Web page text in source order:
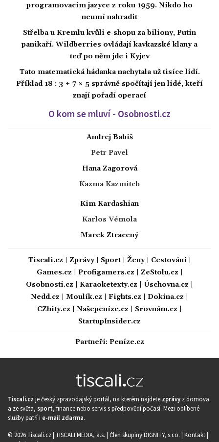
programovacím jazyce z roku 1959. Nikdo ho
neumí nahradit
Střelba u Kremlu kvůli e-shopu za biliony, Putin
panikaří. Wildberries ovládají kavkazské klany a
teď po něm jde i Kyjev
Tato matematická hádanka nachytala už tisíce lidí.
Příklad 18 : 3 + 7 × 5 správně spočítají jen lidé, kteří
znají pořadí operací
O kom se mluví - Osobnosti.cz
Andrej Babiš
Petr Pavel
Hana Zagorová
Kazma Kazmitch
Kim Kardashian
Karlos Vémola
Marek Ztracený
Tiscali.cz Zprávy| Sport| Ženy| Cestování|
Games.cz
Profigamers.cz ZeStolu.cz
Osobnosti.cz
Karaoketexty.cz Úschovna.cz
Nedd.cz
Moulík.cz Fights.cz Dokina.cz
CZhity.cz
Našepeníze.cz Srovnám.cz
StartupInsider.cz
Partneři: Peníze.cz
Tiscali.cz je český zpravodajský portál, na kterém najdete zprávy z domova
a ze světa, sport, finance nebo servis s předpovědí počasí. Mezi oblíbené
služby patří i e-mail zdarma.
© 2026 Tiscali.cz | TISCALI MEDIA, a.s. | Člen skupiny DIGNITY, s.r.o. | Kontakt|